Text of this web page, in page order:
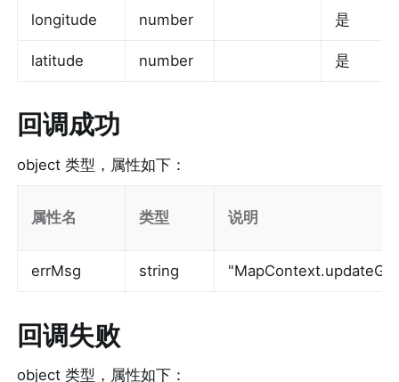
longitude number 是
latitude number 是
回调成功
object 类型，属性如下：
属性名 类型 说明
errMsg string
回调失败
object 类型，属性如下：